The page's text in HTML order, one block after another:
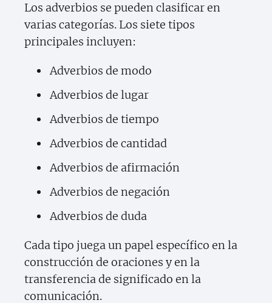
Los adverbios se pueden clasificar en
varias categorías. Los siete tipos
principales incluyen:
Adverbios de modo
Adverbios de lugar
Adverbios de tiempo
Adverbios de cantidad
Adverbios de afirmación
Adverbios de negación
Adverbios de duda
Cada tipo juega un papel específico en la
construcción de oraciones y en la
transferencia de significado en la
comunicación.